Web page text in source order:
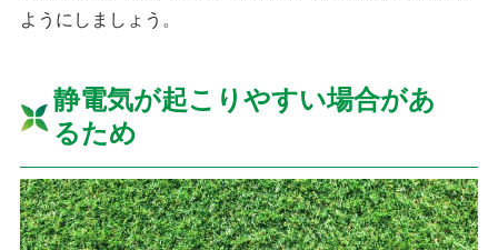
ようにしましょう。
静電気が起こりやすい場合があ
るため